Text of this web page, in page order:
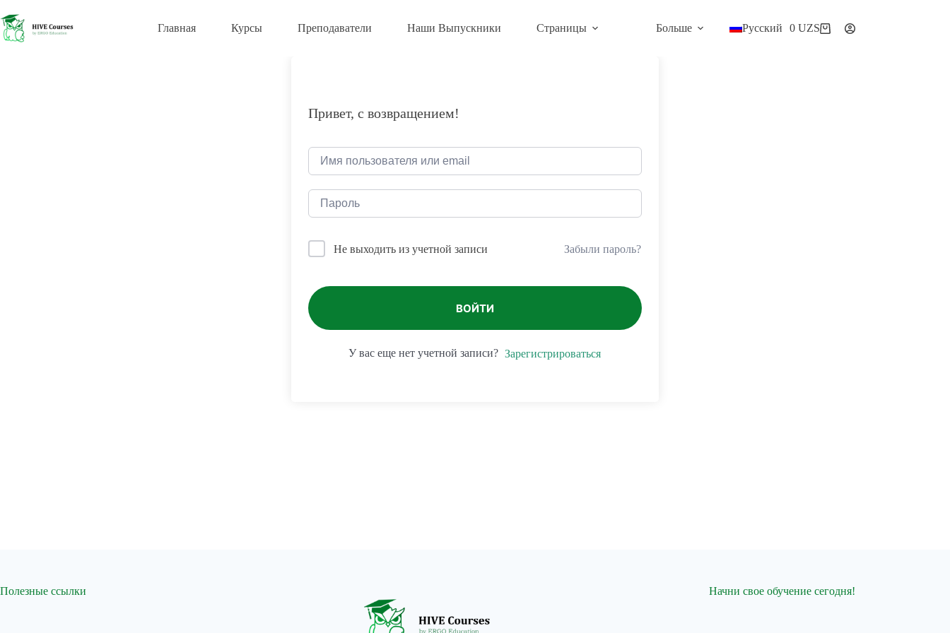
к
сути
Главная Курсы Преподаватели Наши Выпускники Страницы Больше Русский Корзина
0 UZS
Привет, с возвращением!
Не выходить из учетной записи Забыли пароль?
ВОЙТИ
У вас еще нет учетной записи? Зарегистрироваться
Полезные ссылки Начни свое обучение сегодня!